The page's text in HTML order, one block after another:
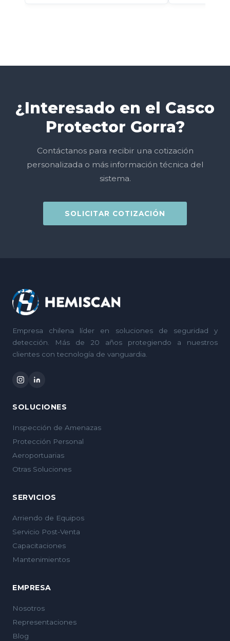
¿Interesado en el Casco
Protector Gorra?
Contáctanos para recibir una cotización
personalizada o más información técnica del
sistema.
SOLICITAR COTIZACIÓN
Empresa chilena líder en soluciones de seguridad y
detección. Más de 20 años protegiendo a nuestros
clientes con tecnología de vanguardia.
SOLUCIONES
Inspección de Amenazas
Protección Personal
Aeroportuarias
Otras Soluciones
SERVICIOS
Arriendo de Equipos
Servicio Post-Venta
Capacitaciones
Mantenimientos
EMPRESA
Nosotros
Representaciones
Blog